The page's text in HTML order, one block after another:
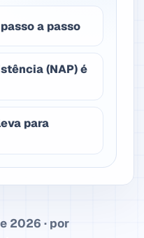
a passo
(NAP) é
para
2026 · por